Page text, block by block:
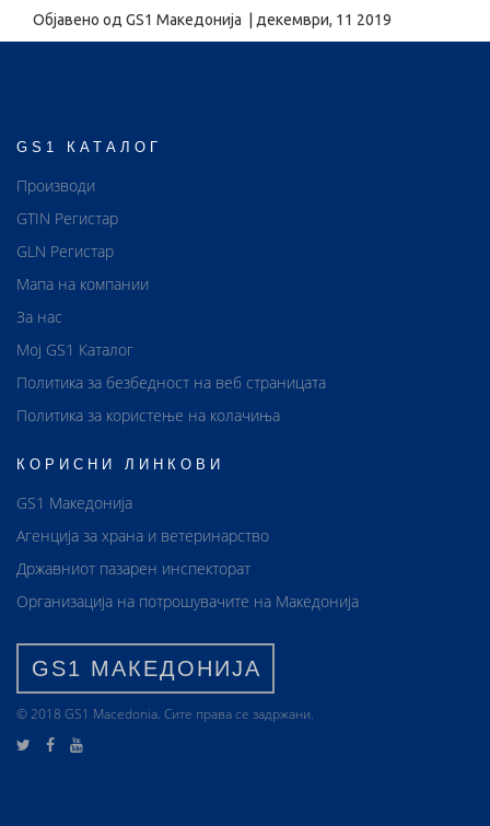
Објавено од GS1 Македонија декември, 11 2019
GS1 КАТАЛОГ
Производи
GTIN Регистар
GLN Регистар
Мапа на компании
За нас
Мој GS1 Каталог
Политика за безбедност на веб страницата
Политика за користење на колачиња
КОРИСНИ ЛИНКОВИ
GS1 Македонија
Агенција за храна и ветеринарство
Државниот пазарен инспекторат
Организација на потрошувачите на Македонија
GS1 МАКЕДОНИЈА
© 2018 GS1 Маcedonia. Сите права се задржани.